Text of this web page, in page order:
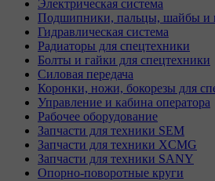
Электрическая система
Подшипники, пальцы, шайбы и
Гидравлическая система
Радиаторы для спецтехники
Болты и гайки для спецтехники
Силовая передача
Коронки, ножи, бокорезы для
Управление и кабина оператора
Рабочее оборудование
Запчасти для техники SEM
Запчасти для техники XCMG
Запчасти для техники SANY
Опорно-поворотные круги